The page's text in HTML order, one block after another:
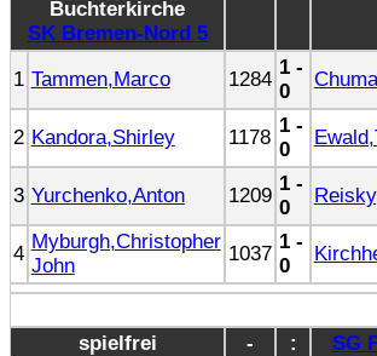
SK Bremen-Nord 5
1 Tammen,Marco 1284
1 -
0
2 Kandora,Shirley 1178
1 -
0
3 Yurchenko,Anton 1209
1 -
0
4
Myburgh,Christopher
John
1037
1 -
0
spielfrei - : SG